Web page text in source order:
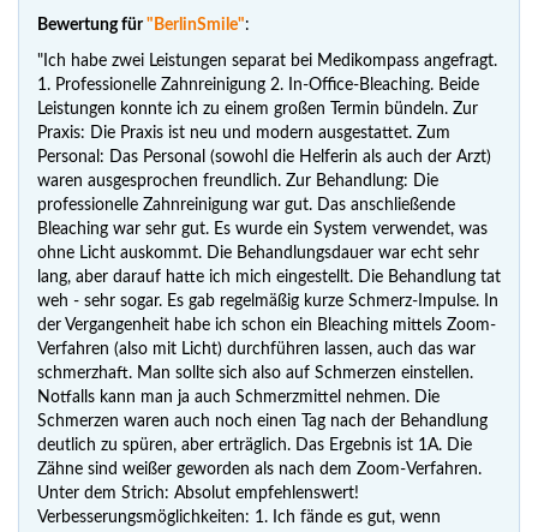
Bewertung für"BerlinSmile":
"Ich habe zwei Leistungen separat bei Medikompass angefragt.
1. Professionelle Zahnreinigung 2. In-Office-Bleaching. Beide
Leistungen konnte ich zu einem großen Termin bündeln. Zur
Praxis: Die Praxis ist neu und modern ausgestattet. Zum
Personal: Das Personal (sowohl die Helferin als auch der Arzt)
waren ausgesprochen freundlich. Zur Behandlung: Die
professionelle Zahnreinigung war gut. Das anschließende
Bleaching war sehr gut. Es wurde ein System verwendet, was
ohne Licht auskommt. Die Behandlungsdauer war echt sehr
lang, aber darauf hatte ich mich eingestellt. Die Behandlung tat
weh - sehr sogar. Es gab regelmäßig kurze Schmerz-Impulse. In
der Vergangenheit habe ich schon ein Bleaching mittels Zoom-
Verfahren (also mit Licht) durchführen lassen, auch das war
schmerzhaft. Man sollte sich also auf Schmerzen einstellen.
Notfalls kann man ja auch Schmerzmittel nehmen. Die
Schmerzen waren auch noch einen Tag nach der Behandlung
deutlich zu spüren, aber erträglich. Das Ergebnis ist 1A. Die
Zähne sind weißer geworden als nach dem Zoom-Verfahren.
Unter dem Strich: Absolut empfehlenswert!
Verbesserungsmöglichkeiten: 1. Ich fände es gut, wenn